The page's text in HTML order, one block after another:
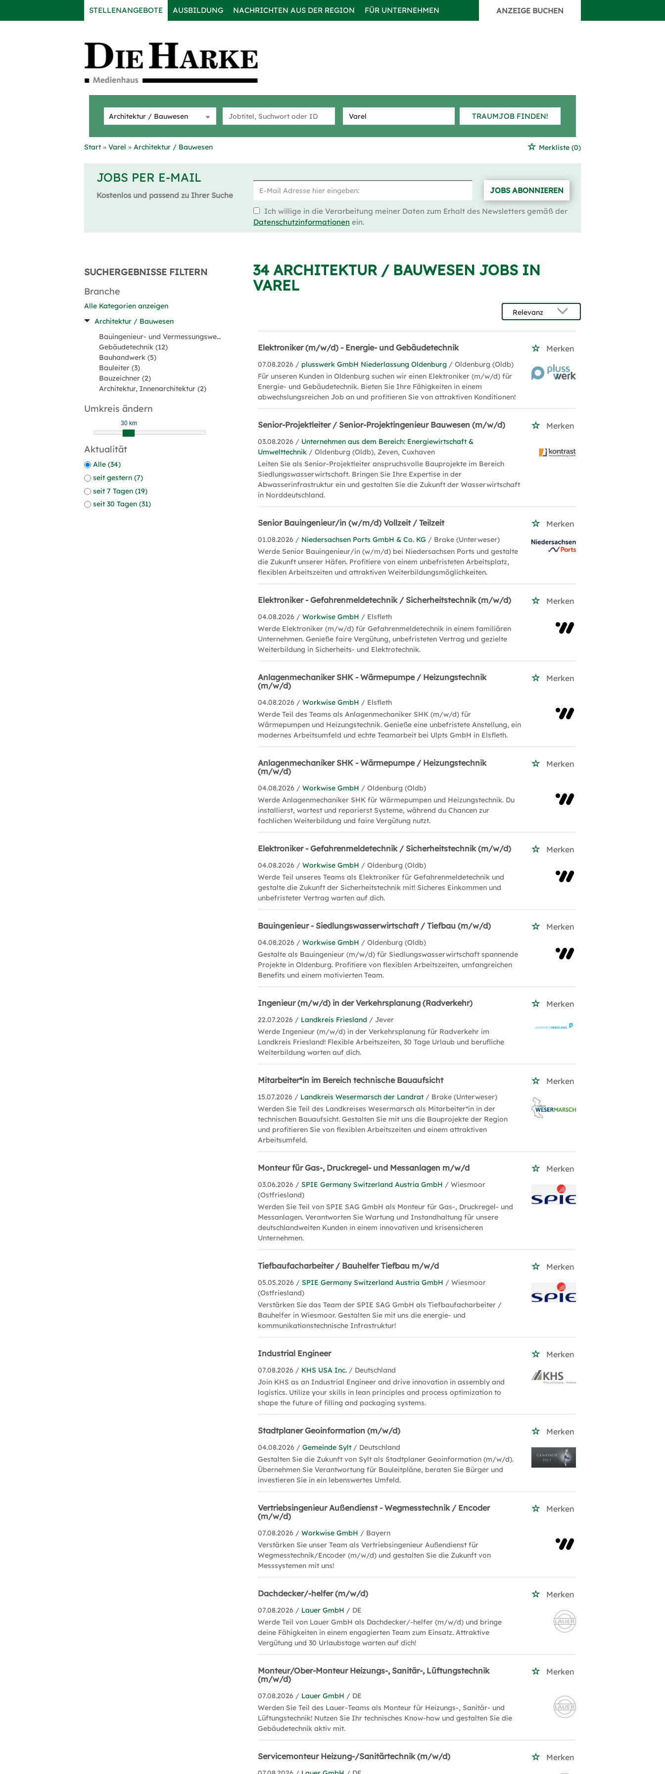
STELLENANGEBOTE AUSBILDUNG NACHRICHTEN AUS DER REGION FÜR UNTERNEHMEN ANZEIGE BUCHEN
TRAUMJOB FINDEN!
Start Varel Architektur / Bauwesen Merkliste (0)
JOBS PER E-MAIL
Kostenlos und passend zu Ihrer Suche
JOBS ABONNIEREN
Ich willige in die Verarbeitung meiner Daten zum Erhalt des Newsletters gemäß der
Datenschutzinformationen ein.
SUCHERGEBNISSE FILTERN
Branche
Alle Kategorien anzeigen
Architektur / Bauwesen
Bauingenieur- und Vermessungswesen (16)
Gebäudetechnik (12)
Bauhandwerk (5)
Bauleiter (3)
Bauzeichner (2)
Architektur, Innenarchitektur (2)
Umkreis ändern
30 km
Aktualität
Alle (34)
seit gestern (7)
seit 7 Tagen (19)
seit 30 Tagen (31)
34 ARCHITEKTUR / BAUWESEN JOBS IN
VAREL
Elektroniker (m/w/d) - Energie- und Gebäudetechnik Merken
07.08.2026 / plusswerk GmbH Niederlassung Oldenburg / Oldenburg (Oldb)
Für unseren Kunden in Oldenburg suchen wir einen Elektroniker (m/w/d) für
Energie- und Gebäudetechnik. Bieten Sie Ihre Fähigkeiten in einem
abwechslungsreichen Job an und profitieren Sie von attraktiven Konditionen!
Senior-Projektleiter / Senior-Projektingenieur Bauwesen (m/w/d) Merken
03.08.2026 / Unternehmen aus dem Bereich: Energiewirtschaft &
Umwelttechnik / Oldenburg (Oldb), Zeven, Cuxhaven
Leiten Sie als Senior-Projektleiter anspruchsvolle Bauprojekte im Bereich
Siedlungswasserwirtschaft. Bringen Sie Ihre Expertise in der
Abwasserinfrastruktur ein und gestalten Sie die Zukunft der Wasserwirtschaft
in Norddeutschland.
Senior Bauingenieur/in (w/m/d) Vollzeit / Teilzeit Merken
01.08.2026 / Niedersachsen Ports GmbH & Co. KG / Brake (Unterweser)
Werde Senior Bauingenieur/in (w/m/d) bei Niedersachsen Ports und gestalte
die Zukunft unserer Häfen. Profitiere von einem unbefristeten Arbeitsplatz,
flexiblen Arbeitszeiten und attraktiven Weiterbildungsmöglichkeiten.
Elektroniker - Gefahrenmeldetechnik / Sicherheitstechnik (m/w/d) Merken
04.08.2026 /Workwise GmbH / Elsfleth
Werde Elektroniker (m/w/d) für Gefahrenmeldetechnik in einem familiären
Unternehmen. Genieße faire Vergütung, unbefristeten Vertrag und gezielte
Weiterbildung in Sicherheits- und Elektrotechnik.
Anlagenmechaniker SHK - Wärmepumpe / Heizungstechnik
(m/w/d)
Merken
04.08.2026 /Workwise GmbH / Elsfleth
Werde Teil des Teams als Anlagenmechaniker SHK (m/w/d) für
Wärmepumpen und Heizungstechnik. Genieße eine unbefristete Anstellung, ein
modernes Arbeitsumfeld und echte Teamarbeit bei Ulpts GmbH in Elsfleth.
Anlagenmechaniker SHK - Wärmepumpe / Heizungstechnik
(m/w/d)
Merken
04.08.2026 /Workwise GmbH / Oldenburg (Oldb)
Werde Anlagenmechaniker SHK für Wärmepumpen und Heizungstechnik. Du
installierst, wartest und reparierst Systeme, während du Chancen zur
fachlichen Weiterbildung und faire Vergütung nutzt.
Elektroniker - Gefahrenmeldetechnik / Sicherheitstechnik (m/w/d) Merken
04.08.2026 /Workwise GmbH / Oldenburg (Oldb)
Werde Teil unseres Teams als Elektroniker für Gefahrenmeldetechnik und
gestalte die Zukunft der Sicherheitstechnik mit! Sicheres Einkommen und
unbefristeter Vertrag warten auf dich.
Bauingenieur - Siedlungswasserwirtschaft / Tiefbau (m/w/d) Merken
04.08.2026 /Workwise GmbH / Oldenburg (Oldb)
Gestalte als Bauingenieur (m/w/d) für Siedlungswasserwirtschaft spannende
Projekte in Oldenburg. Profitiere von flexiblen Arbeitszeiten, umfangreichen
Benefits und einem motivierten Team.
Ingenieur (m/w/d) in der Verkehrsplanung (Radverkehr) Merken
22.07.2026 / Landkreis Friesland / Jever
Werde Ingenieur (m/w/d) in der Verkehrsplanung für Radverkehr im
Landkreis Friesland! Flexible Arbeitszeiten, 30 Tage Urlaub und berufliche
Weiterbildung warten auf dich.
Mitarbeiter*in im Bereich technische Bauaufsicht Merken
15.07.2026 / Landkreis Wesermarsch der Landrat / Brake (Unterweser)
Werden Sie Teil des Landkreises Wesermarsch als Mitarbeiter*in in der
technischen Bauaufsicht. Gestalten Sie mit uns die Bauprojekte der Region
und profitieren Sie von flexiblen Arbeitszeiten und einem attraktiven
Arbeitsumfeld.
Monteur für Gas-, Druckregel- und Messanlagen m/w/d Merken
03.06.2026 /SPIE Germany Switzerland Austria GmbH / Wiesmoor
(Ostfriesland)
Werden Sie Teil von SPIE SAG GmbH als Monteur für Gas-, Druckregel- und
Messanlagen. Verantworten Sie Wartung und Instandhaltung für unsere
deutschlandweiten Kunden in einem innovativen und krisensicheren
Unternehmen.
Tiefbaufacharbeiter / Bauhelfer Tiefbau m/w/d Merken
05.05.2026 /SPIE Germany Switzerland Austria GmbH / Wiesmoor
(Ostfriesland)
Verstärken Sie das Team der SPIE SAG GmbH als Tiefbaufacharbeiter /
Bauhelfer in Wiesmoor. Gestalten Sie mit uns die energie- und
kommunikationstechnische Infrastruktur!
Industrial Engineer Merken
07.08.2026 / KHS USA Inc. / Deutschland
Join KHS as an Industrial Engineer and drive innovation in assembly and
logistics. Utilize your skills in lean principles and process optimization to
shape the future of filling and packaging systems.
Stadtplaner Geoinformation (m/w/d) Merken
04.08.2026 /Gemeinde Sylt / Deutschland
Gestalten Sie die Zukunft von Sylt als Stadtplaner Geoinformation (m/w/d).
Übernehmen Sie Verantwortung für Bauleitpläne, beraten Sie Bürger und
investieren Sie in ein lebenswertes Umfeld.
Vertriebsingenieur Außendienst - Wegmesstechnik / Encoder
(m/w/d)
Merken
07.08.2026 /Workwise GmbH / Bayern
Verstärken Sie unser Team als Vertriebsingenieur Außendienst für
Wegmesstechnik/Encoder (m/w/d) und gestalten Sie die Zukunft von
Messsystemen mit uns!
Dachdecker/-helfer (m/w/d) Merken
07.08.2026 / Lauer GmbH / DE
Werde Teil von Lauer GmbH als Dachdecker/-helfer (m/w/d) und bringe
deine Fähigkeiten in einem engagierten Team zum Einsatz. Attraktive
Vergütung und 30 Urlaubstage warten auf dich!
Monteur/Ober-Monteur Heizungs-, Sanitär-, Lüftungstechnik
(m/w/d)
Merken
07.08.2026 / Lauer GmbH / DE
Werden Sie Teil des Lauer-Teams als Monteur für Heizungs-, Sanitär- und
Lüftungstechnik! Nutzen Sie Ihr technisches Know-how und gestalten Sie die
Gebäudetechnik aktiv mit.
Servicemonteur Heizung-/Sanitärtechnik (m/w/d) Merken